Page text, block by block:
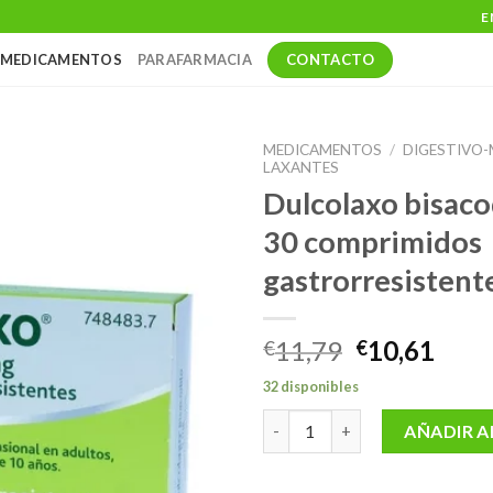
MEDICAMENTOS PARAFARMACIA CONTACTO
MEDICAMENTOS /
LAXANTES
Dulcolaxo
30 comprimidos
€11,79 El
precio
original
€11,79.
€10,61
es:
32 disponibles
Dulcolaxo bisacodilo 5 mg 30
AÑADIR